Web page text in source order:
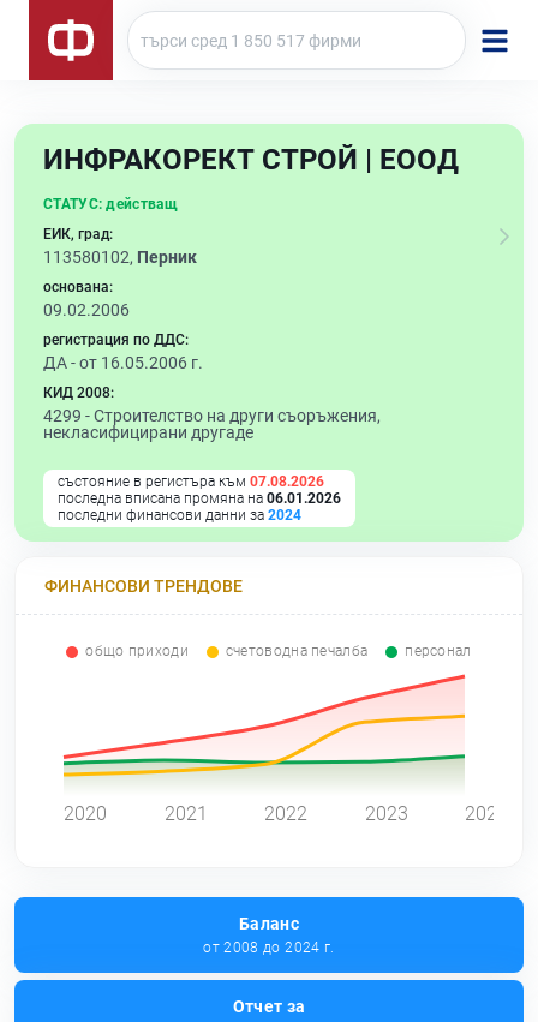
ИНФРАКОРЕКТ СТРОЙ | ЕООД
СТАТУС: действащ
ЕИК, град:
113580102, Перник
основана:
09.02.2006
регистрация по ДДС:
ДА - от 16.05.2006 г.
КИД 2008:
4299 -Строителство на други съоръжения,
некласифицирани другаде
състояние в регистъра към 07.08.2026
последна вписана промяна на 06.01.2026
последни финансови данни за 2024
ФИНАНСОВИ ТРЕНДОВЕ
общо приходи счетоводна печалба персонал
2020 2021 2022 2023 2024
Баланс
от 2008 до 2024 г.
Отчет за